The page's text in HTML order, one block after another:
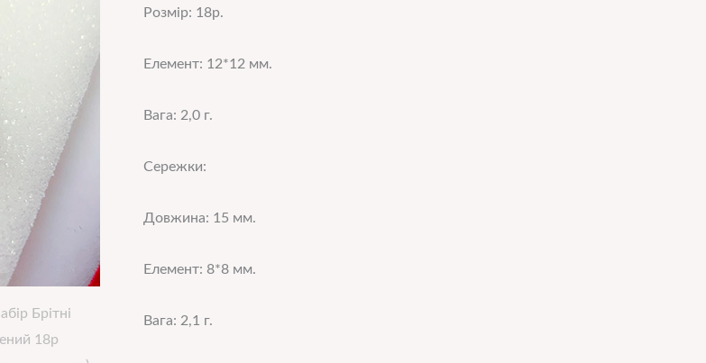
Розмір: 18р.
Елемент: 12*12 мм.
Вага: 2,0 г.
Сережки:
Довжина: 15 мм.
Елемент: 8*8 мм.
Вага: 2,1 г.